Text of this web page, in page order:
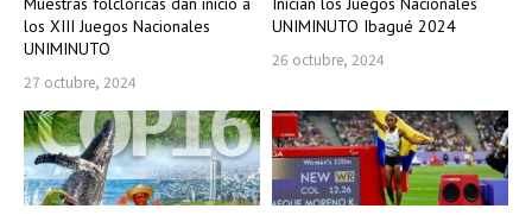
los XIII Juegos Nacionales
UNIMINUTO
27 octubre, 2024
UNIMINUTO Ibagué 2024
26 octubre, 2024